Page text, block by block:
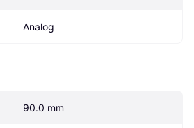
Analog
90.0 mm